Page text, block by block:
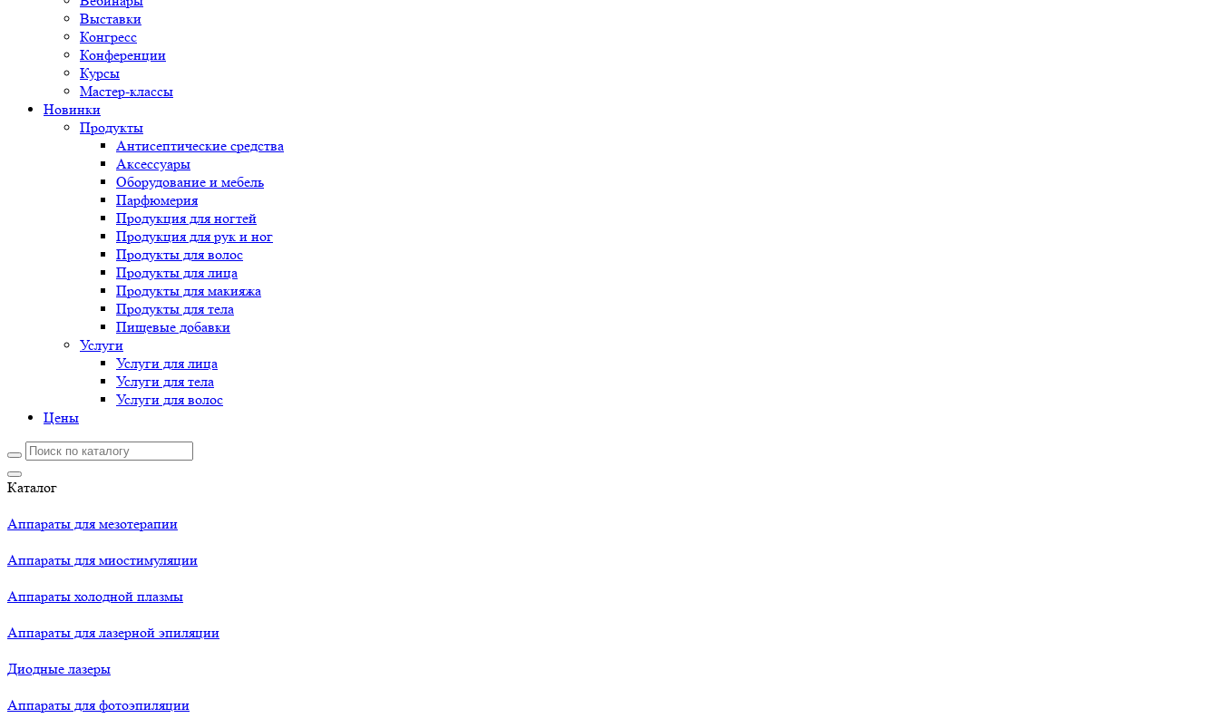
Выставки
Конгресс
Конференции
Курсы
Мастер-классы
Новинки
Продукты
Антисептические средства
Аксессуары
Оборудование и мебель
Парфюмерия
Продукция для ногтей
Продукция для рук и ног
Продукты для волос
Продукты для лица
Продукты для макияжа
Продукты для тела
Пищевые добавки
Услуги
Услуги для лица
Услуги для тела
Услуги для волос
Цены
Каталог
Аппараты для мезотерапии
Аппараты для миостимуляции
Аппараты холодной плазмы
Аппараты для лазерной эпиляции
Диодные лазеры
Аппараты для фотоэпиляции